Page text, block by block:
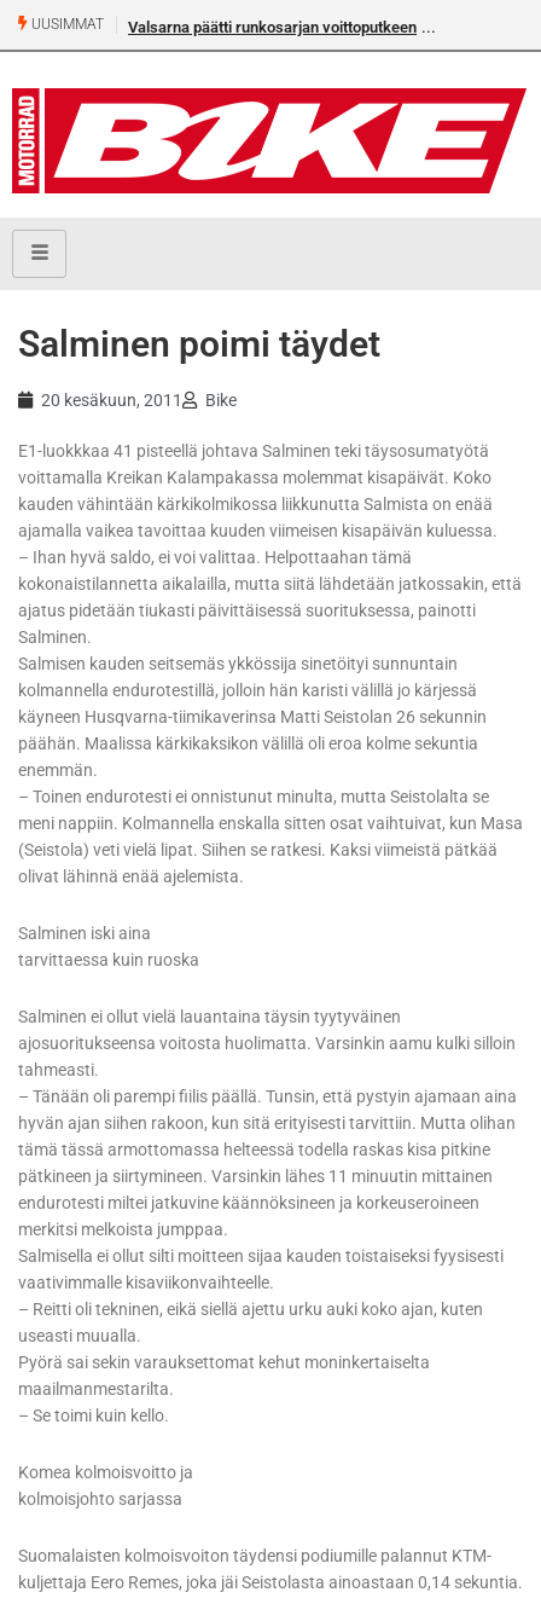
UUSIMMAT Valsarna päätti runkosarjan voittoputkeen
Salminen poimi täydet
20 kesäkuun, 2011 Bike
E1-luokkkaa 41 pisteellä johtava Salminen teki täysosumatyötä
voittamalla Kreikan Kalampakassa molemmat kisapäivät. Koko
kauden vähintään kärkikolmikossa liikkunutta Salmista on enää
ajamalla vaikea tavoittaa kuuden viimeisen kisapäivän kuluessa.
– Ihan hyvä saldo, ei voi valittaa. Helpottaahan tämä
kokonaistilannetta aikalailla, mutta siitä lähdetään jatkossakin, että
ajatus pidetään tiukasti päivittäisessä suorituksessa, painotti
Salminen.
Salmisen kauden seitsemäs ykkössija sinetöityi sunnuntain
kolmannella endurotestillä, jolloin hän karisti välillä jo kärjessä
käyneen Husqvarna-tiimikaverinsa Matti Seistolan 26 sekunnin
päähän. Maalissa kärkikaksikon välillä oli eroa kolme sekuntia
enemmän.
– Toinen endurotesti ei onnistunut minulta, mutta Seistolalta se
meni nappiin. Kolmannella enskalla sitten osat vaihtuivat, kun Masa
(Seistola) veti vielä lipat. Siihen se ratkesi. Kaksi viimeistä pätkää
olivat lähinnä enää ajelemista.
Salminen iski aina
tarvittaessa kuin ruoska
Salminen ei ollut vielä lauantaina täysin tyytyväinen
ajosuoritukseensa voitosta huolimatta. Varsinkin aamu kulki silloin
tahmeasti.
– Tänään oli parempi fiilis päällä. Tunsin, että pystyin ajamaan aina
hyvän ajan siihen rakoon, kun sitä erityisesti tarvittiin. Mutta olihan
tämä tässä armottomassa helteessä todella raskas kisa pitkine
pätkineen ja siirtymineen. Varsinkin lähes 11 minuutin mittainen
endurotesti miltei jatkuvine käännöksineen ja korkeuseroineen
merkitsi melkoista jumppaa.
Salmisella ei ollut silti moitteen sijaa kauden toistaiseksi fyysisesti
vaativimmalle kisaviikonvaihteelle.
– Reitti oli tekninen, eikä siellä ajettu urku auki koko ajan, kuten
useasti muualla.
Pyörä sai sekin varauksettomat kehut moninkertaiselta
maailmanmestarilta.
– Se toimi kuin kello.
Komea kolmoisvoitto ja
kolmoisjohto sarjassa
Suomalaisten kolmoisvoiton täydensi podiumille palannut KTM-
kuljettaja Eero Remes, joka jäi Seistolasta ainoastaan 0,14 sekuntia.